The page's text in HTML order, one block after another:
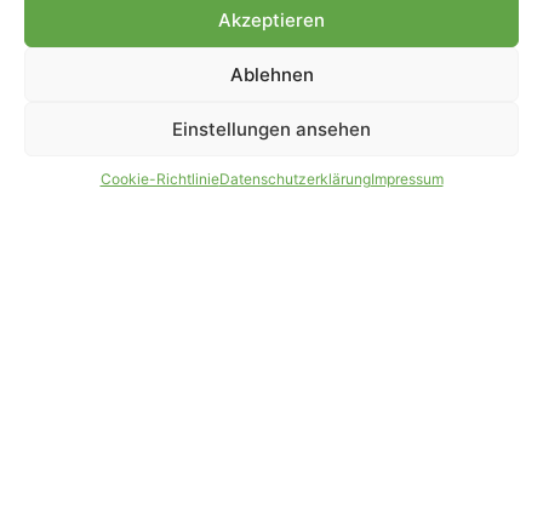
Akzeptieren
Ablehnen
Einstellungen ansehen
Cookie-RichtlinieDatenschutzerklärungImpressum
PARTNER WERDEN
AGB